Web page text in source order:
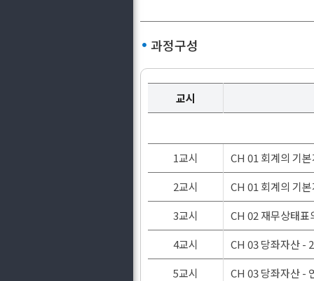
과정구성
교시
1교시
CH 01 회계의 기
2교시
CH 01 회계의 기
3교시
CH 02 재무상태표
4교시
CH 03 당좌자산 -
5교시
CH 03 당좌자산 -